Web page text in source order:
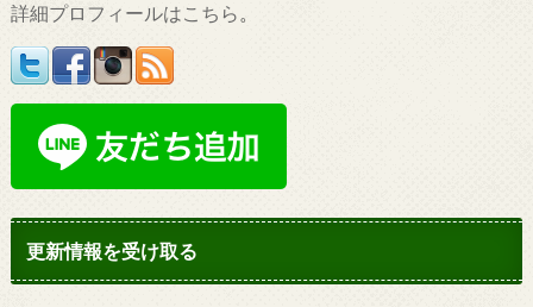
詳細プロフィールはこちら 。
更新情報を受け取る